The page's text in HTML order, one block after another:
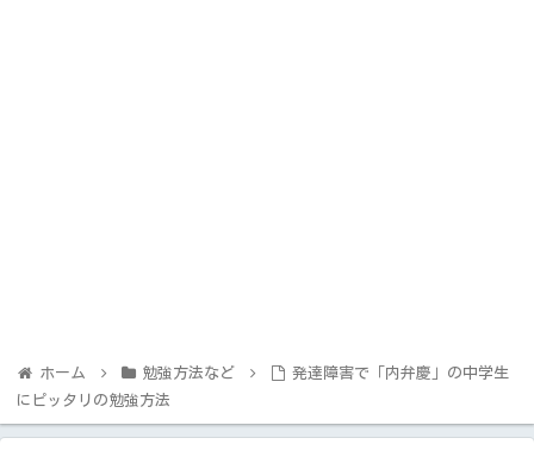
ホーム 勉強方法など
発達障害で「内弁慶」の中学生
にピッタリの勉強方法